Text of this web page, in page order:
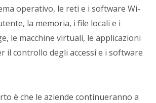
operativo, le reti e i software Wi-
la memoria, i file locali e i
le macchine virtuali, le applicazioni
il controllo degli accessi e i software
è che le aziende continueranno a